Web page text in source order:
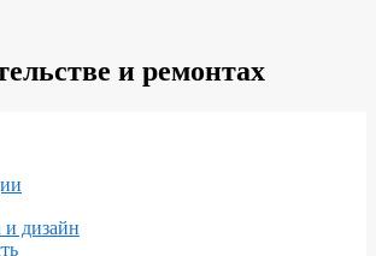
и ремонтах
и дизайн